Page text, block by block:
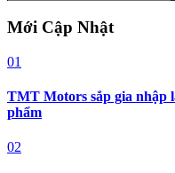
Mới Cập Nhật
01
TMT Motors sắp gia nhập
phẩm
02